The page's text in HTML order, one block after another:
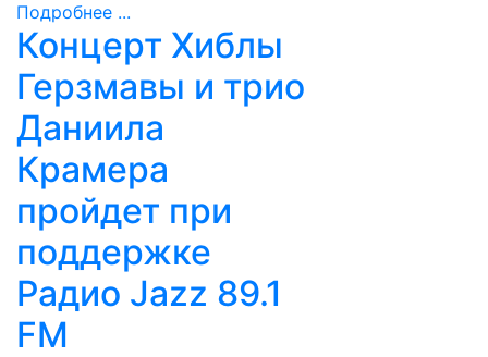
Подробнее ...
Концерт Хиблы
Герзмавы и трио
Даниила
Крамера
пройдет при
поддержке
Радио Jazz 89.1
FM